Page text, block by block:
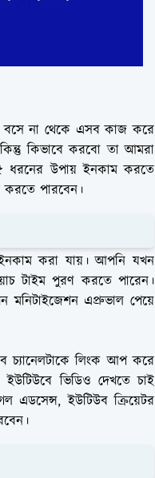
বসে না থেকে এসব কাজ করে
কিভাবে করবো তা আমরা
ধরনের উপায় ইনকাম করতে
করতে পারবেন।
করা যায়। আপনি যখন
টাইম পুরণ করতে পারেন।
মনিটাইজেশন এপ্রুভাল পেয়ে
চ্যানেলটাকে লিংক আপ করে
ভিডিও দেখতে চাই
এডসেন্স, ইউটিউব ক্রিয়েটর